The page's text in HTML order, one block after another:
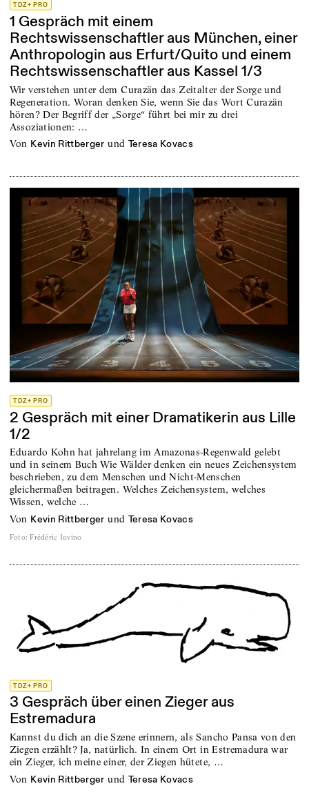
TDZ+ PRO
1 Gespräch mit einem
Rechtswissenschaftler aus München, einer
Anthropologin aus Erfurt/Quito und einem
Rechtswissenschaftler aus Kassel 1/3
Wir verstehen unter dem Curazän das Zeitalter der Sorge und
Regeneration. Woran denken Sie, wenn Sie das Wort Curazän
hören? Der Begriff der „Sorge“ führt bei mir zu drei
Assoziationen: …
von Kevin Rittberger und Teresa Kovacs
TDZ+ PRO
2 Gespräch mit einer Dramatikerin aus Lille
1/2
Eduardo Kohn hat jahrelang im Amazonas-Regenwald gelebt
und in seinem Buch Wie Wälder denken ein neues Zeichensystem
beschrieben, zu dem Menschen und Nicht-Menschen
gleichermaßen beitragen. Welches Zeichensystem, welches
Wissen, welche …
von Kevin Rittberger und Teresa Kovacs
Foto: Frédéric Iovino
TDZ+ PRO
3 Gespräch über einen Zieger aus
Estremadura
Kannst du dich an die Szene erinnern, als Sancho Pansa von den
Ziegen erzählt? Ja, natürlich. In einem Ort in Estremadura war
ein Zieger, ich meine einer, der Ziegen hütete, …
von Kevin Rittberger und Teresa Kovacs